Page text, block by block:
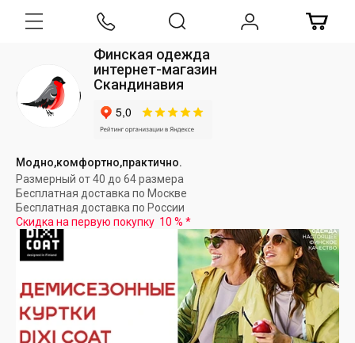
Финская одежда
интернет-магазин
Скандинавия
Модно,комфортно,практично.
Размерный от 40 до 64 размера
Бесплатная доставка по Москве
Бесплатная доставка по России
Скидка на первую покупку 10 % *